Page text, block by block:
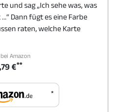
und sag „Ich sehe was, was
Dann fügt es eine Farbe
raten, welche Karte
Amazon
€**
*